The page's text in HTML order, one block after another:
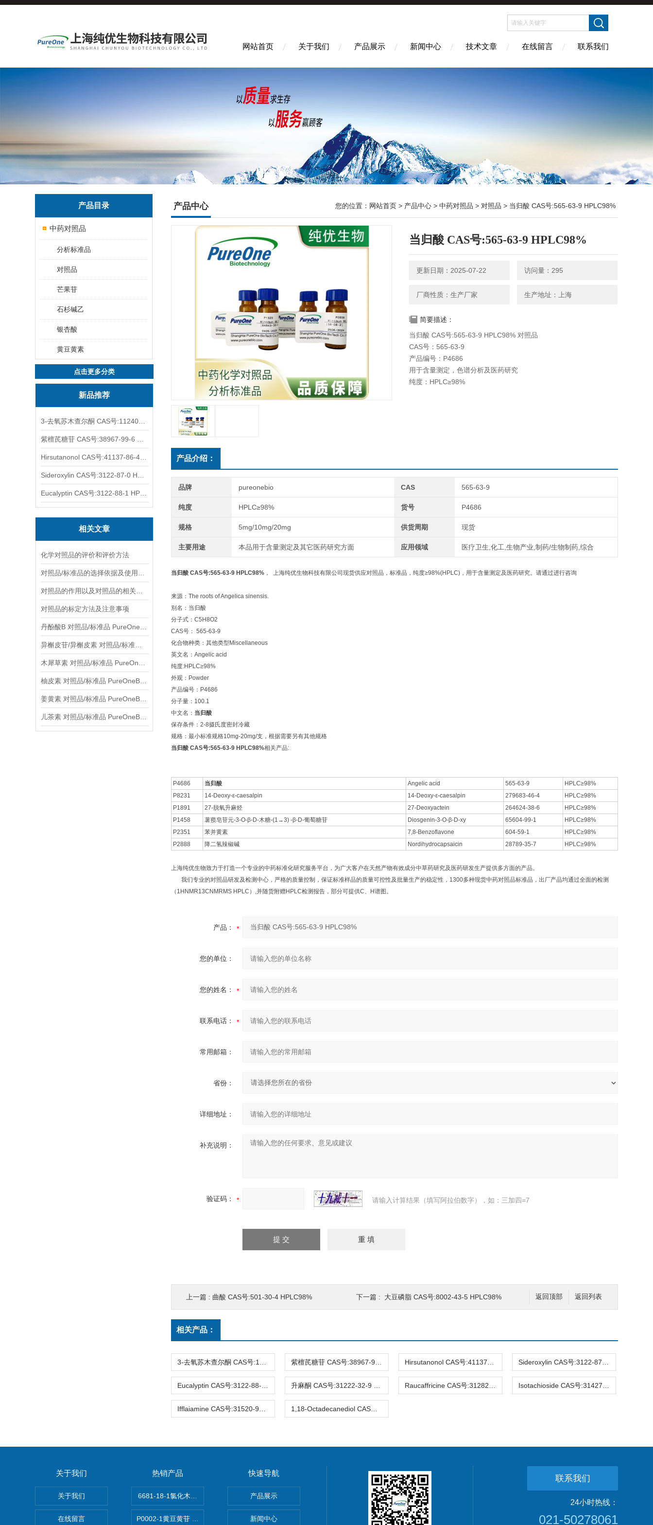
网站首页 关于我们 产品展示 新闻中心 技术文章 在线留言 联系我们
产品目录
中药对照品
分析标准品
对照品
芒果苷
石杉碱乙
银杏酸
黄豆黄素
点击更多分类
新品推荐
相关文章
化学对照品的评价和评价方法
对照品的标定方法及注意事项
产品中心 您的位置： 网站首页 > 产品中心 > 中药对照品 > 对照品 > 当归酸 CAS号:565-63-9 HPLC98%
当归酸 CAS号:565-63-9 HPLC98%
更新日期：2025-07-22 访问量：295
厂商性质：生产厂家 生产地址：上海
简要描述：
当归酸 CAS号:565-63-9 HPLC98% 对照品
CAS号：565-63-9
产品编号：P4686
用于含量测定，色谱分析及医药研究
纯度：HPLC≥98%
产品介绍：
品牌 pureonebio CAS 565-63-9
纯度 HPLC≥98% 货号 P4686
规格 5mg/10mg/20mg 供货周期 现货
主要用途 本品用于含量测定及其它医药研究方面 应用领域 医疗卫生,化工,生物产业,制药/生物制药,综合
当归酸 CAS号:565-63-9 HPLC98% ， 上海纯优生物科技有限公司现货供应对照品，标准品，纯度≥98%(HPLC)，用于含量测定及医药研究。请通过进行咨询
来源：The roots of Angelica sinensis.
别名：当归酸
分子式：C5H8O2
CAS号： 565-63-9
化合物种类：其他类型Miscellaneous
英文名：Angelic acid
纯度:HPLC≥98%
外观：Powder
产品编号：P4686
分子量：100.1
中文名： 当归酸
保存条件：2-8摄氏度密封冷藏
规格：最小标准规格10mg-20mg/支，根据需要另有其他规格
当归酸 CAS号:565-63-9 HPLC98%相关产品:
P4686 当归酸 Angelic acid 565-63-9
HPLC≥98%
P8231
14-Deoxy-ε-caesalpin 14-Deoxy-ε-caesalpin 279683-46-4
HPLC≥98%
P1891
27-脱氧升麻烃 27-Deoxyactein 264624-38-6
HPLC≥98%
P1458
薯蓣皂苷元-3-O-β-D-木糖-(1→3) -β-D-葡萄糖苷 Diosgenin-3-O-β-D-xy 65604-99-1
HPLC≥98%
P2351
苯并黄素 7,8-Benzoflavone 604-59-1
HPLC≥98%
P2888
降二氢辣椒碱 Nordihydrocapsaicin 28789-35-7 HPLC≥98%
上海纯优生物致力于打造一个专业的中药标准化研究服务平台，为广大客户在天然产物有效成分中草药研究及医药研发生产提供多方面的产品。
我们专业的对照品研发及检测中心，严格的质量控制，保证标准样品的质量可控性及批量生产的稳定性，1300多种现货中药对照品标准品，出厂产品均通过全面的检测
（1HNMR13CNMRMS HPLC）,并随货附赠HPLC检测报告，部分可提供C、H谱图。
产品：
您的单位：
您的姓名：
联系电话：
常用邮箱：
省份：
详细地址：
补充说明：
验证码： 请输入计算结果（填写阿拉伯数字），如：三加四=7
返回列表
返回顶部
上一篇 : 曲酸 CAS号:501-30-4 HPLC98% 下一篇 : 大豆磷脂 CAS号:8002-43-5 HPLC98%
相关产品：
关于我们
关于我们
在线留言
热销产品
6681-18-1氯化木兰花碱,magnoflorine chloride,植物提取物,标准品,对照品
P0002-1黄豆黄苷 40246-10-4 Glycitin 分析标准品
快速导航
产品展示
新闻中心
联系我们
24小时热线：
021-50278061